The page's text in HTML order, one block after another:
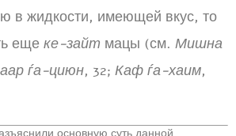
в жидкости, имеющей вкус, то
еще ке-зайт мацы (см. Мишна
ѓа-циюн, 32; Каф ѓа-хаим,
основную суть данной